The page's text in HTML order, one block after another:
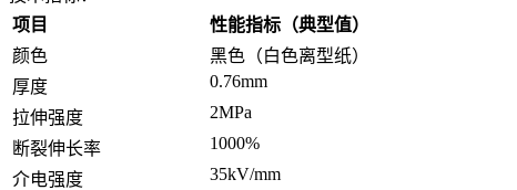
项目
性能指标（典型值）
颜色
黑色（白色离型纸）
厚度
0.76mm
拉伸强度
2MPa
断裂伸长率
1000%
介电强度
35kV/mm